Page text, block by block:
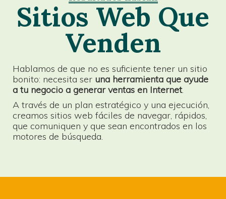
Sitios Web Que
Venden
Hablamos de que no es suficiente tener un sitio
bonito: necesita ser una herramienta que ayude
a tu negocio a generar ventas en Internet.
A través de un plan estratégico y una ejecución,
creamos sitios web fáciles de navegar, rápidos,
que comuniquen y que sean encontrados en los
motores de búsqueda.